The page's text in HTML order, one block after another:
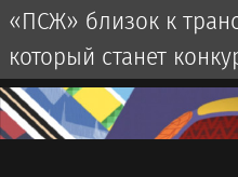
«ПСЖ» близок к
который станет